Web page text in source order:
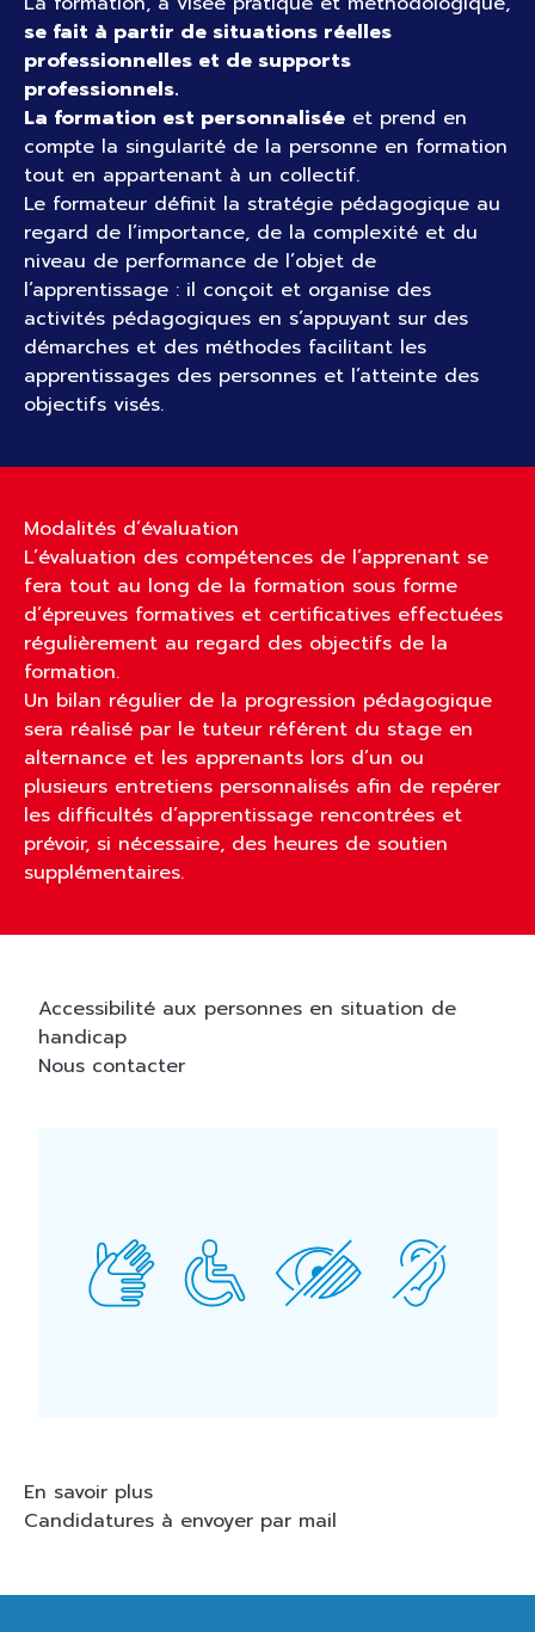
se fait à partir de situations réelles
professionnelles et de supports
professionnels.
La formation est personnalisée et prend en
compte la singularité de la personne en formation
tout en appartenant à un collectif.
Le formateur définit la stratégie pédagogique au
regard de l’importance, de la complexité et du
niveau de performance de l’objet de
l’apprentissage : il conçoit et organise des
activités pédagogiques en s’appuyant sur des
démarches et des méthodes facilitant les
apprentissages des personnes et l’atteinte des
objectifs visés.
Modalités d’évaluation
L’évaluation des compétences de l’apprenant se
fera tout au long de la formation sous forme
d’épreuves formatives et certificatives effectuées
régulièrement au regard des objectifs de la
formation.
Un bilan régulier de la progression pédagogique
sera réalisé par le tuteur référent du stage en
alternance et les apprenants lors d’un ou
plusieurs entretiens personnalisés afin de repérer
les difficultés d’apprentissage rencontrées et
prévoir, si nécessaire, des heures de soutien
supplémentaires.
Accessibilité aux personnes en situation de
handicap
Nous contacter
En savoir plus
Candidatures à envoyer par mail